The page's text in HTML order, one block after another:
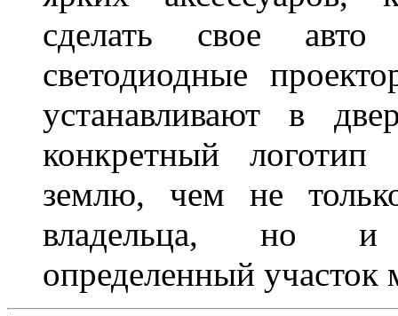
сделать свое
светодиодные
устанавливают в
конкретный логотип
землю, чем не
владельца, но и
определенный участок